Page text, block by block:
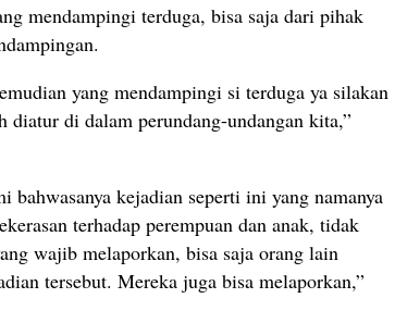
mendampingi terduga, bisa saja dari pihak
yang mendampingi si terduga ya silakan
diatur di dalam perundang-undangan kita,”
bahwasanya kejadian seperti ini yang namanya
terhadap perempuan dan anak, tidak
wajib melaporkan, bisa saja orang lain
tersebut. Mereka juga bisa melaporkan,”